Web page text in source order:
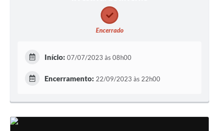
Encerrado
Início: 07/07/2023 às 08h00
Encerramento: 22/09/2023 às 22h00